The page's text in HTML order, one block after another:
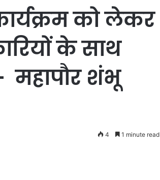
को लेकर
के साथ
महापौर शंभू
4 1 minute read